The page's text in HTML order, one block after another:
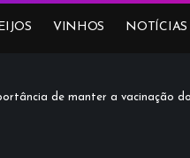
VINHOS NOTÍCIAS
de manter a vacinação